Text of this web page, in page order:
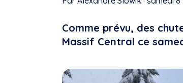
Comme prévu, des
Massif Central ce